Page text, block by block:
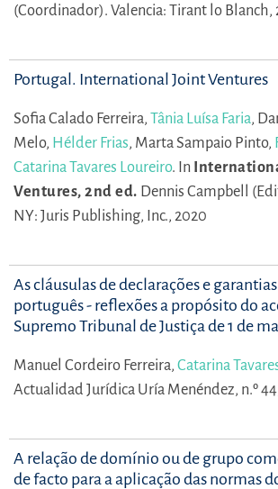
(Coordinador). Valencia: Tirant lo Blanch,
Portugal. International Joint Ventures
Sofia Calado Ferreira, Tânia Luísa Faria,
Melo, Hélder Frias, Marta Sampaio Pinto,
Catarina Tavares Loureiro. In
Ventures, 2nd ed. Dennis Campbell
NY: Juris Publishing, Inc., 2020
As cláusulas de declarações e
português - reflexões a propósito do
Supremo Tribunal de Justiça de 1 de
Manuel Cordeiro Ferreira, Catarina
Actualidad Jurídica Uría Menéndez, n.º
A relação de domínio ou de grupo
de facto para a aplicação das normas